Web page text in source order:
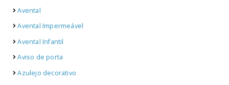
Avental
Avental Impermeável
Avental Infantil
Aviso de porta
Azulejo decorativo